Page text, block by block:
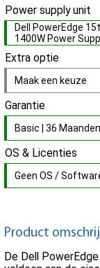
Power supply unit
Dell PowerEdge
1400W Power
Extra optie
Maak een keuze
Garantie
Basic | 36
OS & Licenties
Geen OS /
Product
De Dell